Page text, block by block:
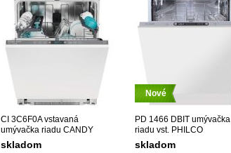
CI 3C6F0A vstavaná
umývačka riadu CANDY
skladom
Nové
PD 1466 DBIT umývačka
riadu vst. PHILCO
skladom